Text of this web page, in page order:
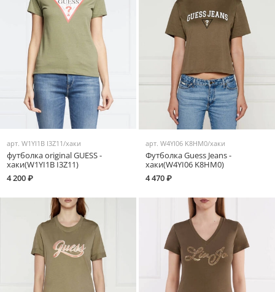
арт.W1YI1B I3Z11/хаки
футболка original GUESS -
хаки(W1YI1B I3Z11)
4 200 ₽
арт. W4YI06 K8HM0/хаки
Футболка Guess Jeans -
хаки(W4YI06 K8HM0)
4 470 ₽